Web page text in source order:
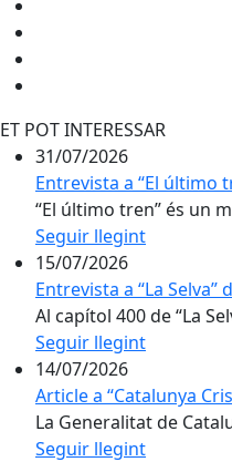
ET POT INTERESSAR
31/07/2026
Entrevista a “El último
“El último tren” és un
Seguir llegint
15/07/2026
Entrevista a “La
Al capítol 400 de “La
Seguir llegint
14/07/2026
Article a “Catalunya
La Generalitat de
Seguir llegint